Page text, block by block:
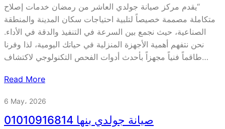
“يقدم مركز صيانة جولدي العاشر من رمضان خدمات إصلاح
متكاملة مصممة خصيصاً لتلبية احتياجات سكان المدينة والمنطقة
الصناعية، حيث نجمع بين السرعة في التنفيذ والدقة في الأداء.
نحن نتفهم أهمية الأجهزة المنزلية في حياتك اليومية، لذا وفرنا
طاقماً فنياً مجهزاً بأحدث أدوات الفحص التكنولوجي لاكتشاف…
Read More
6 May، 2026
صيانة جولدي بنها 01010916814